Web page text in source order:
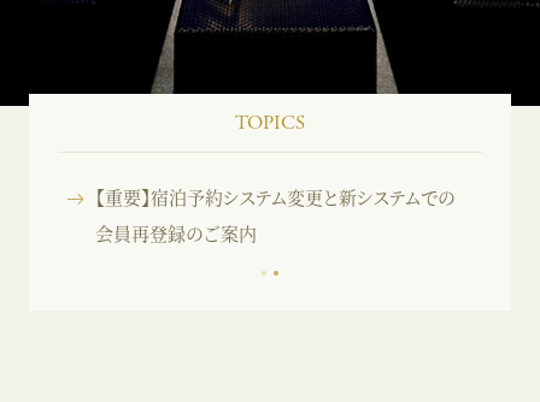
TOPICS
【重要】宿泊予約システム変更と新システムでの
会員再登録のご案内